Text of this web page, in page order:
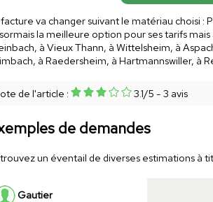
va changer suivant le matériau choisi
la meilleure option pour ses tarifs
à Vieux Thann, à Wittelsheim, à
à Raedersheim, à Hartmannswiller, à
de l'article : 3.1/5 - 3 avis
de demandes
un éventail de diverses estimations à
Gautier